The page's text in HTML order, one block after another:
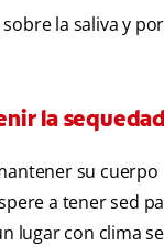
la saliva y
la
su
a tener sed
lugar con clima